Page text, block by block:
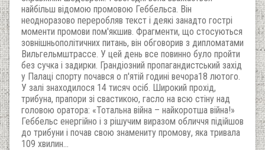
найбільш відомою промовою Геббельса. Він
неодноразово переробляв текст і деякі занадто гострі
моменти промови пом'якшив. Фрагменти, що стосуються
зовнішньополітичних питань, він обговорив з дипломатами
Вильгельмштрассе. У цей день все повинно було пройти
без сучка і задирки. Грандіозний пропагандистський захід
у Палаці спорту почався о п'ятій годині вечора18 лютого.
У залі знаходилося 14 тисяч осіб. Широкий прохід,
трибуна, прапори зі свастикою, гасло на всю стіну над
головою оратора: «Тотальна війна – найкоротша війна!»
Геббельс енергійно і з рішучим виразом обличчя підійшов
до трибуни і почав свою знамениту промову, яка тривала
109 хвилин…